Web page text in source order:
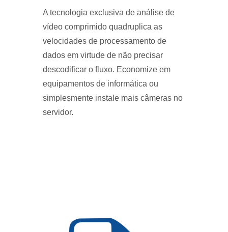
A tecnologia exclusiva de análise de
vídeo comprimido quadruplica as
velocidades de processamento de
dados em virtude de não precisar
descodificar o fluxo. Economize em
equipamentos de informática ou
simplesmente instale mais câmeras no
servidor.